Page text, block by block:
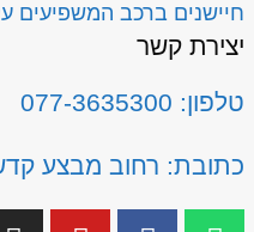
חיישנים ברכב המשפיעים
יצירת קשר
טלפון: 077-3635300
כתובת: רחוב מבצע קדש 55, בני